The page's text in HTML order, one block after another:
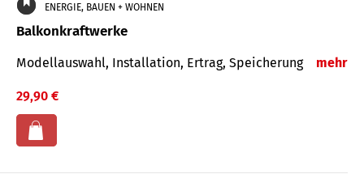
ENERGIE, BAUEN + WOHNEN
Balkonkraftwerke
Modellauswahl, Installation, Ertrag, Speicherung mehr
29,90 €